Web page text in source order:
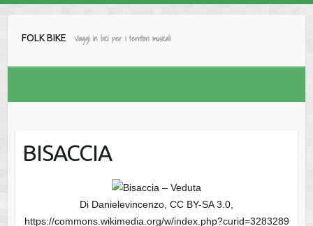
FOLK BIKE Viaggi in bici per i territori musicali
BISACCIA
Di Danielevincenzo, CC BY-SA 3.0,
https://commons.wikimedia.org/w/index.php?curid=3283289